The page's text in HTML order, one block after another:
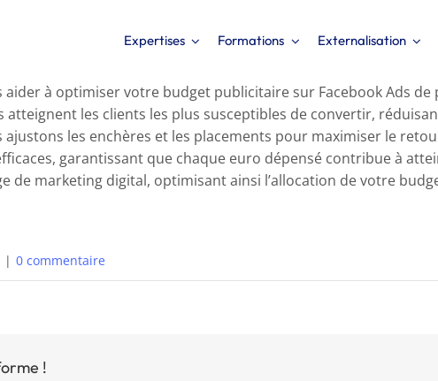
Expertises Formations Externalisation
aider à optimiser votre budget publicitaire sur Facebook Ads
les clients les plus susceptibles de convertir,
les enchères et les placements pour maximiser le
garantissant que chaque euro dépensé contribue à
de marketing digital, optimisant ainsi l’allocation de votre
| 0 commentaire
!